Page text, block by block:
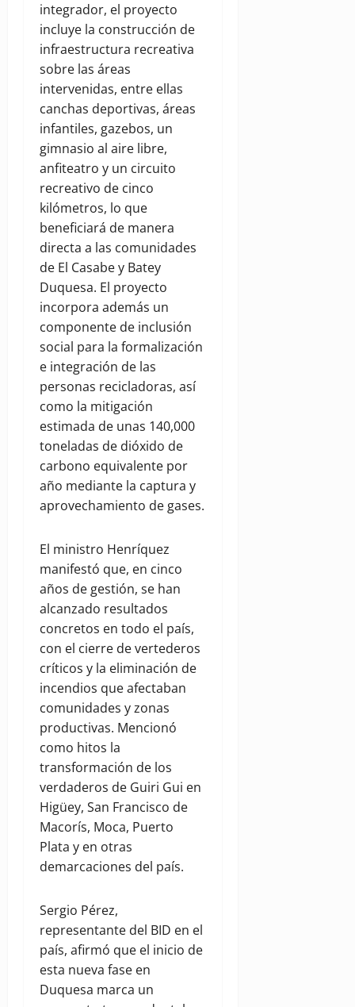
integrador, el proyecto
incluye la construcción de
infraestructura recreativa
sobre las áreas
intervenidas, entre ellas
canchas deportivas, áreas
infantiles, gazebos, un
gimnasio al aire libre,
anfiteatro y un circuito
recreativo de cinco
kilómetros, lo que
beneficiará de manera
directa a las comunidades
de El Casabe y Batey
Duquesa. El proyecto
incorpora además un
componente de inclusión
social para la formalización
e integración de las
personas recicladoras, así
como la mitigación
estimada de unas 140,000
toneladas de dióxido de
carbono equivalente por
año mediante la captura y
aprovechamiento de gases.
El ministro Henríquez
manifestó que, en cinco
años de gestión, se han
alcanzado resultados
concretos en todo el país,
con el cierre de vertederos
críticos y la eliminación de
incendios que afectaban
comunidades y zonas
productivas. Mencionó
como hitos la
transformación de los
verdaderos de Guiri Gui en
Higüey, San Francisco de
Macorís, Moca, Puerto
Plata y en otras
demarcaciones del país.
Sergio Pérez,
representante del BID en el
país, afirmó que el inicio de
esta nueva fase en
Duquesa marca un